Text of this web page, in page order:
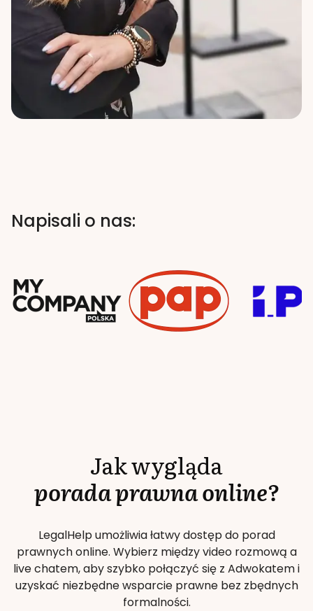
Napisali o nas:
Jak wygląda
porada prawna online?
LegalHelp umożliwia łatwy dostęp do porad
prawnych online. Wybierz między video rozmową a
live chatem, aby szybko połączyć się z Adwokatem i
uzyskać niezbędne wsparcie prawne bez zbędnych
formalności.